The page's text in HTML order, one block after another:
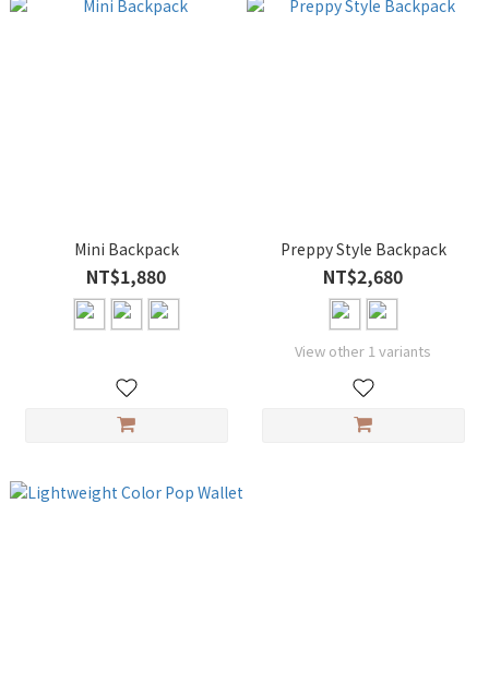
Mini Backpack
NT$1,880
Preppy Style Backpack
NT$2,680
View other 1 variants